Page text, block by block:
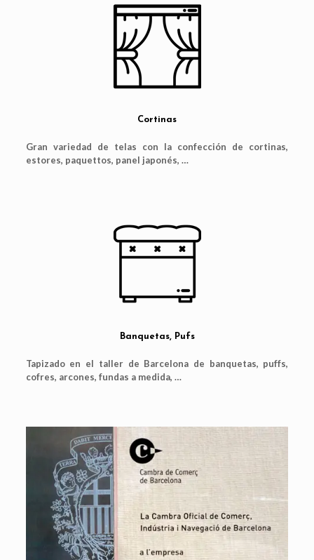
Cortinas
Gran variedad de telas con la confección de cortinas,
estores, paquettos, panel japonés, …
Banquetas, Pufs
Tapizado en el taller de Barcelona de banquetas, puffs,
cofres, arcones, fundas a medida, …